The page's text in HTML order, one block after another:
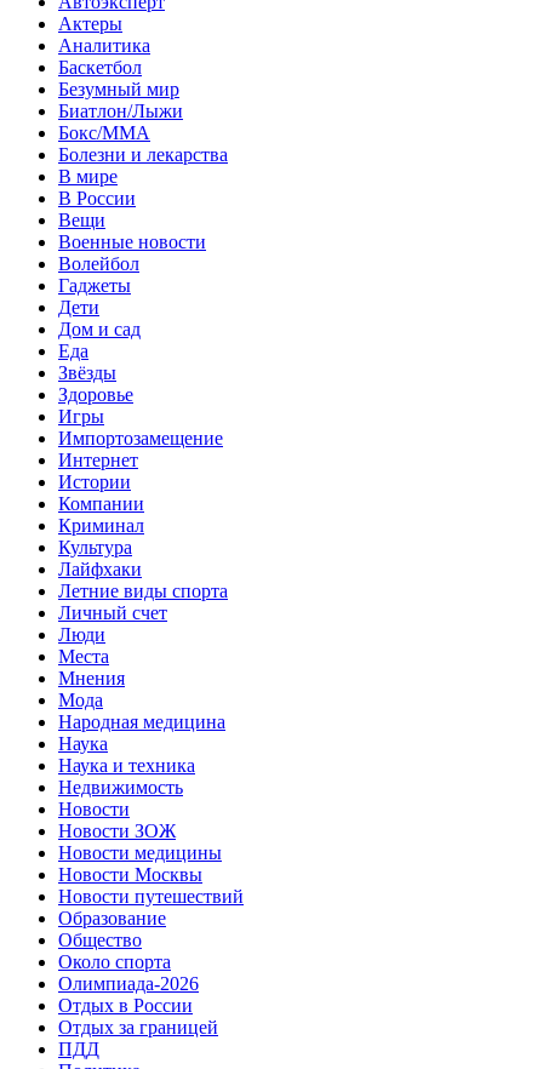
Актеры
Аналитика
Баскетбол
Безумный мир
Биатлон/Лыжи
Бокс/MMA
Болезни и лекарства
В мире
В России
Вещи
Военные новости
Волейбол
Гаджеты
Дети
Дом и сад
Еда
Звёзды
Здоровье
Игры
Импортозамещение
Интернет
Истории
Компании
Криминал
Культура
Лайфхаки
Летние виды спорта
Личный счет
Люди
Места
Мнения
Мода
Народная медицина
Наука
Наука и техника
Недвижимость
Новости
Новости ЗОЖ
Новости медицины
Новости Москвы
Новости путешествий
Образование
Общество
Около спорта
Олимпиада-2026
Отдых в России
Отдых за границей
ПДД